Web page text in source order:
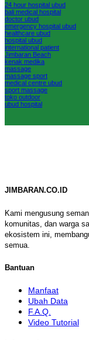
24 hour hospital ubud
bali medical hospital
doctor ubud
emergency hospital ubud
healthcare ubud
hospital ubud
international patient
Jimbaran Beach
kenak medika
massage
massage sport
medical centre ubud
sport massage
toko outdoor
ubud hospital
JIMBARAN.CO.ID
Kami mengusung
komunitas, dan warga
ekosistem ini,
semua.
Bantuan
Manfaat
Ubah Data
F.A.Q.
Video Tutorial